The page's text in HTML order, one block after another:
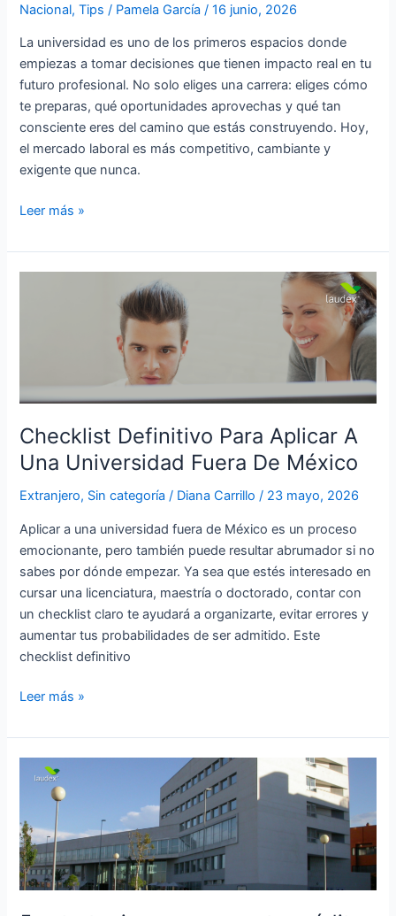
Nacional,Tips / Pamela García/16 junio, 2026
La universidad es uno de los primeros espacios donde
empiezas a tomar decisiones que tienen impacto real en tu
futuro profesional. No solo eliges una carrera: eliges cómo
te preparas, qué oportunidades aprovechas y qué tan
consciente eres del camino que estás construyendo. Hoy,
el mercado laboral es más competitivo, cambiante y
exigente que nunca.
Leer más »
Checklist Definitivo Para Aplicar A
Una Universidad Fuera De México
Extranjero, Sin categoría / Diana Carrillo/ 23 mayo, 2026
Aplicar a una universidad fuera de México es un proceso
emocionante, pero también puede resultar abrumador si no
sabes por dónde empezar. Ya sea que estés interesado en
cursar una licenciatura, maestría o doctorado, contar con
un checklist claro te ayudará a organizarte, evitar errores y
aumentar tus probabilidades de ser admitido. Este
checklist definitivo
Universidad
Fuera
De
México
Leer más »
estrategias
pagar
tu
crédito
educativo